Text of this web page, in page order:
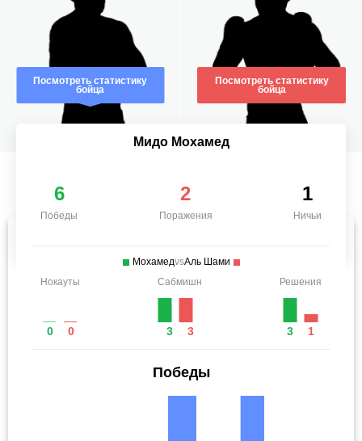
Посмотреть статистику
бойца
Посмотреть статистику
бойца
Мидо Мохамед
6
Победы
2
Поражения
1
Ничьи
МохамедvsАль Шами
Нокауты
0 0
Сабмишн
3 3
Решения
3 1
Победы